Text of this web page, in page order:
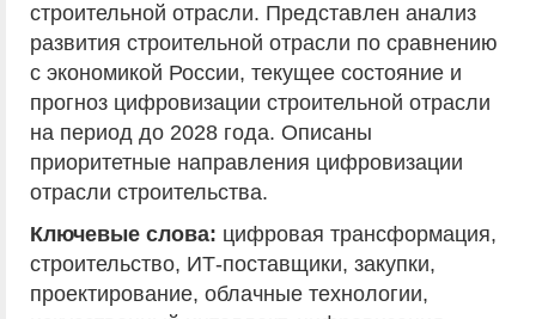
строительной отрасли. Представлен анализ
развития строительной отрасли по сравнению
с экономикой России, текущее состояние и
прогноз цифровизации строительной отрасли
на период до 2028 года. Описаны
приоритетные направления цифровизации
отрасли строительства.
Ключевые слова: цифровая трансформация,
строительство, ИТ-поставщики, закупки,
проектирование, облачные технологии,